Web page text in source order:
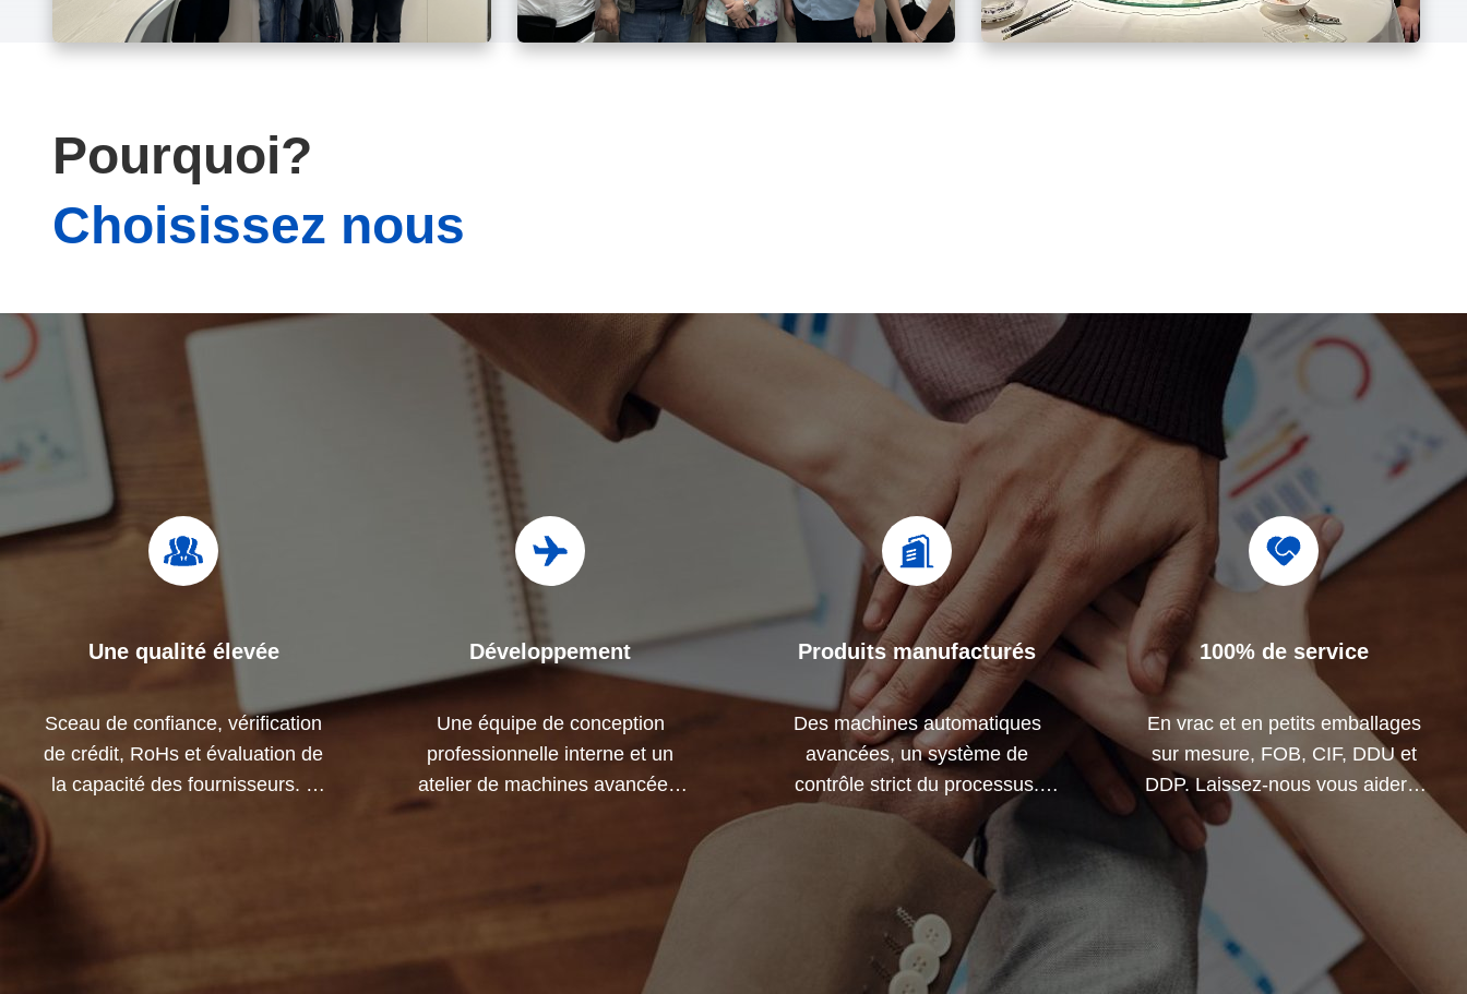
Pourquoi?
Choisissez nous
Une qualité élevée
Sceau de confiance, vérification
de crédit, RoHs et évaluation de
la capacité des fournisseurs. Il
Développement
Une équipe de conception
professionnelle interne et un
atelier de machines avancées.
Nous pouvons coopérer pour
Produits manufacturés
Des machines automatiques
avancées, un système de
contrôle strict du processus.
Nous pouvons fabriquer tous les
terminaux électriques au-delà de
votre demande.
100% de service
En vrac et en petits emballages
sur mesure, FOB, CIF, DDU et
DDP. Laissez-nous vous aider à
trouver la meilleure solution pour
toutes vos préoccupations.